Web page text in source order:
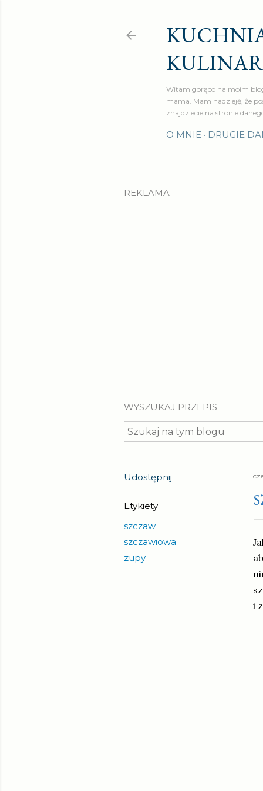
Witam gorąco na moim
mama. Mam nadzieję, że
znajdziecie na stronie
O MNIE DRUGIE
REKLAMA
WYSZUKAJ PRZEPIS
Udostępnij
Etykiety
szczaw
szczawiowa
zupy
i